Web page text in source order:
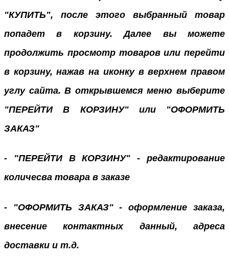
"КУПИТЬ", после этого выбранный товар
попадет в корзину. Далее вы можете
продолжить просмотр товаров или перейти
в корзину, нажав на иконку в верхнем правом
углу сайта. В открывшемся меню выберите
"ПЕРЕЙТИ В КОРЗИНУ" или "ОФОРМИТЬ
ЗАКАЗ"
- "ПЕРЕЙТИ В КОРЗИНУ" - редактирование
количесва товара в заказе
- "ОФОРМИТЬ ЗАКАЗ" - оформление заказа,
внесение контактных данный, адреса
доставки и т.д.